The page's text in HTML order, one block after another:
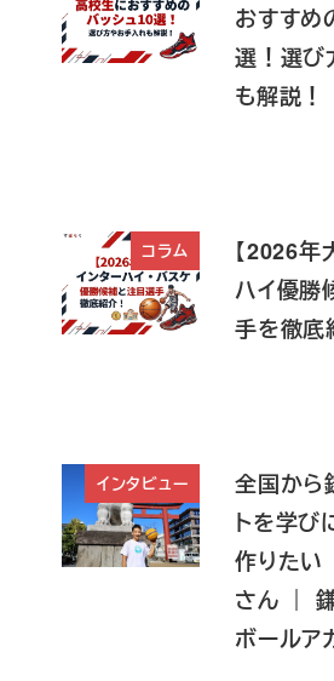
おすすめ
選！選び
も解説！
コラム
【2026年
ハイ優勝
手を徹底
インタビュー
全国から
トを学び
作りたい
さん ｜
ボールア